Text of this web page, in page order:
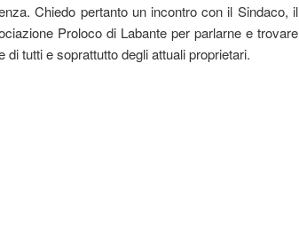
Chiedo pertanto un incontro con il Sindaco, il
Proloco di Labante per parlarne e trovare
di tutti e soprattutto degli attuali proprietari.